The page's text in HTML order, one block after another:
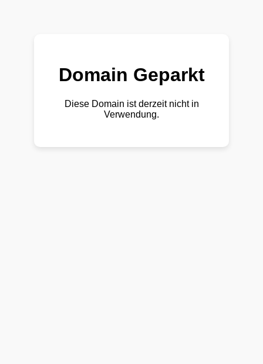
Domain Geparkt
Diese Domain ist derzeit nicht in
Verwendung.